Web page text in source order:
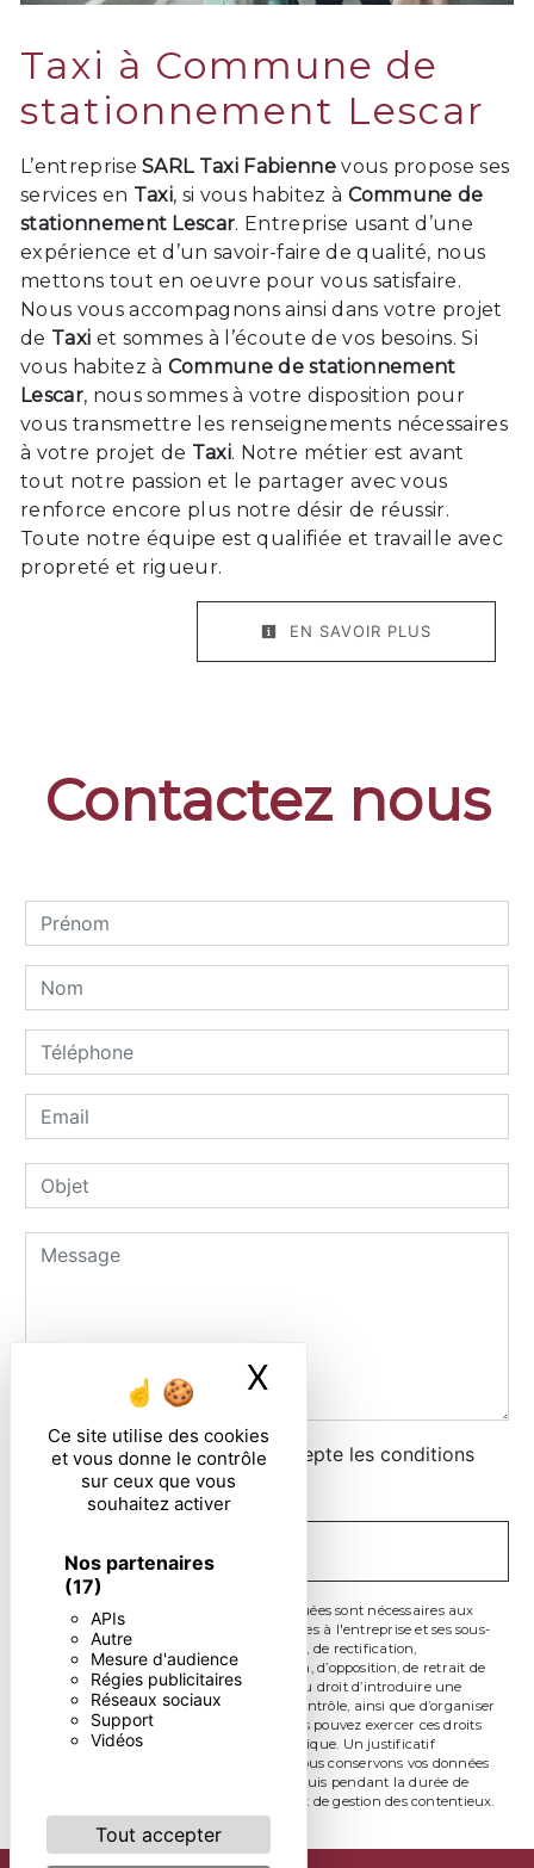
Ce site utilise des cookies
et vous donne le contrôle
sur ceux que vous
souhaitez activer
Nos partenaires
(17)
APIs
Autre
Mesure d'audience
Régies publicitaires
Réseaux sociaux
Support
Vidéos
Tout accepter
X
Taxi à Commune de
stationnement Lescar
L’entrepriseSARL Taxi Fabiennevous propose ses
services en Taxi, si vous habitez à Commune de
stationnement Lescar. Entreprise usant d’une
expérience et d’un savoir-faire de qualité, nous
mettons tout en oeuvre pour vous satisfaire.
Nous vous accompagnons ainsi dans votre projet
de Taxi et sommes à l’écoute de vos besoins. Si
vous habitez à Commune de stationnement
Lescar, nous sommes à votre disposition pour
vous transmettre les renseignements nécessaires
à votre projet de Taxi. Notre métier est avant
tout notre passion et le partager avec vous
renforce encore plus notre désir de réussir.
Toute notre équipe est qualifiée et travaille avec
propreté et rigueur.
EN SAVOIR PLUS
Contactez nous
En cochant cette case, j'accepte les conditions
particulières ci-dessous **
** Les données personnelles communiquées sont nécessaires aux
fins de vous contacter. Elles sont destinées à l'entreprise et ses sous-
traitants. Vous disposez de droits d’accès, de rectification,
d’effacement, de portabilité, de limitation, d’opposition, de retrait de
votre consentement à tout moment et du droit d’introduire une
réclamation auprès d’une autorité de contrôle, ainsi que d’organiser
le sort de vos données post-mortem. Vous pouvez exercer ces droits
par voie postale ou par courrier électronique. Un justificatif
d'identité pourra vous être demandé. Nous conservons vos données
pendant la période de prise de contact puis pendant la durée de
prescription légale aux fins probatoire et de gestion des contentieux.